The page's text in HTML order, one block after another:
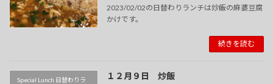
2023/02/02の日替わりランチは炒飯の麻婆豆腐
かけです。
続きを読む
Special Lunch 日替わりラ
１２月９日 炒飯